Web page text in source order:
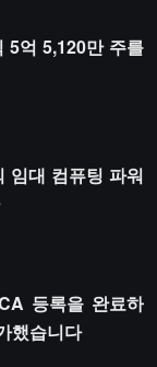
5억 5,120만 주를
임대 컴퓨팅 파워
등록을 완료하
했습니다